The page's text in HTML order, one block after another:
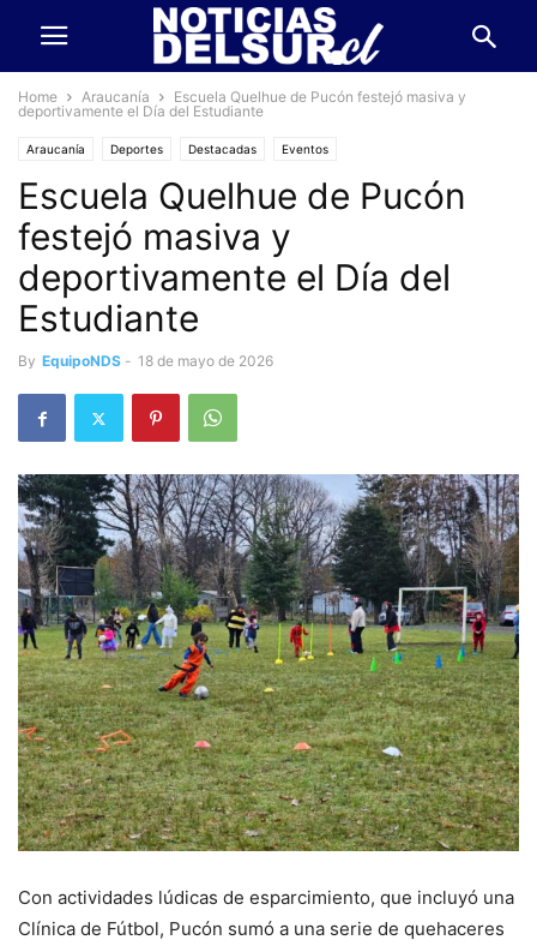
Home Araucanía
Escuela Quelhue de Pucón festejó masiva y
deportivamente el Día del Estudiante
Araucanía Deportes Destacadas Eventos
Escuela Quelhue de Pucón
festejó masiva y
deportivamente el Día del
Estudiante
By EquipoNDS - 18 de mayo de 2026
Con actividades lúdicas de esparcimiento, que incluyó una
Clínica de Fútbol, Pucón sumó a una serie de quehaceres